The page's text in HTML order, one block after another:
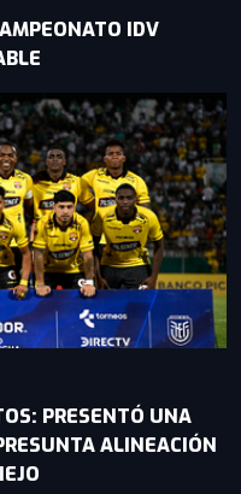
IDV
PRESENTÓ UNA
ALINEACIÓN